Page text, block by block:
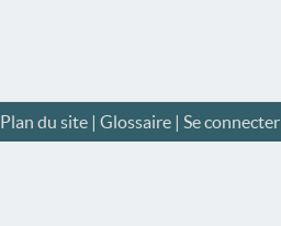
Plan du site| Glossaire| Se connecter